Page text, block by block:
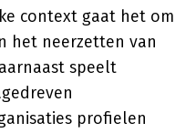
context gaat het om
het neerzetten van
speelt
profielen